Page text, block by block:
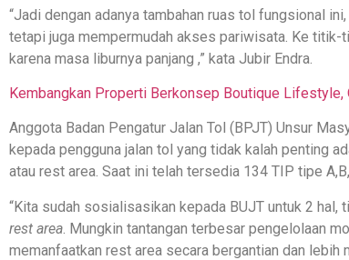
“Jadi dengan adanya tambahan ruas tol fungsional
tetapi juga mempermudah akses pariwisata. Ke
karena masa liburnya panjang ,” kata Jubir Endra.
Kembangkan Properti Berkonsep Boutique Lifestyle,
Anggota Badan Pengatur Jalan Tol (BPJT) Unsur
kepada pengguna jalan tol yang tidak kalah penting
atau rest area. Saat ini telah tersedia 134 TIP tipe
“Kita sudah sosialisasikan kepada BUJT untuk 2 hal,
rest area. Mungkin tantangan terbesar pengelolaan
memanfaatkan rest area secara bergantian dan lebih